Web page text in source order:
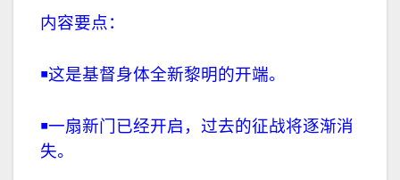
内容要点：
￭这是基督身体全新黎明的开端。
￭一扇新门已经开启，过去的征战将逐渐消
失。